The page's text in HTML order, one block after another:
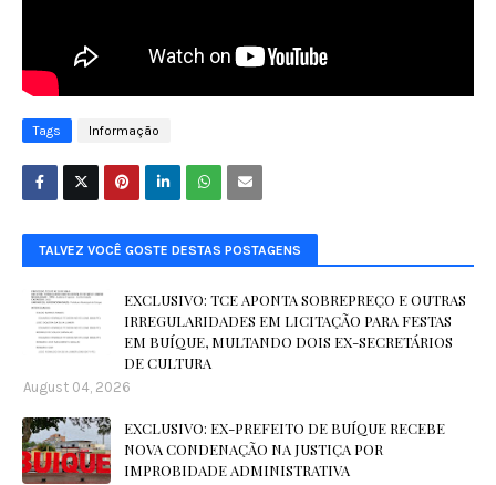
Tags Informação
TALVEZ VOCÊ GOSTE DESTAS POSTAGENS
EXCLUSIVO: TCE APONTA SOBREPREÇO E OUTRAS
IRREGULARIDADES EM LICITAÇÃO PARA FESTAS
EM BUÍQUE, MULTANDO DOIS EX-SECRETÁRIOS
DE CULTURA
August 04, 2026
EXCLUSIVO: EX-PREFEITO DE BUÍQUE RECEBE
NOVA CONDENAÇÃO NA JUSTIÇA POR
IMPROBIDADE ADMINISTRATIVA